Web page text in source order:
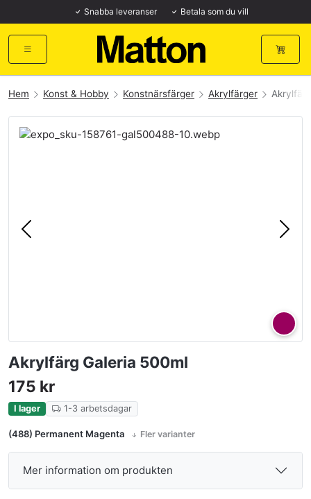
Snabba leveranser Betala som du vill
Hem Konst & Hobby Konstnärsfärger Akrylfärger
Föregående Nästa
Akrylfärg Galeria 500ml
175 kr
I lager 1-3 arbetsdagar
(488) Permanent Magenta Fler varianter
Mer information om produkten